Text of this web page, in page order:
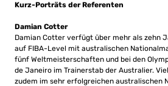
Kurz-Porträts der Referenten
Damian Cotter
Damian Cotter verfügt über mehr als zehn
auf FIBA-Level mit australischen
fünf Weltmeisterschaften und bei den
de Janeiro im Trainerstab der Australier.
zudem im sehr erfolgreichen australischen